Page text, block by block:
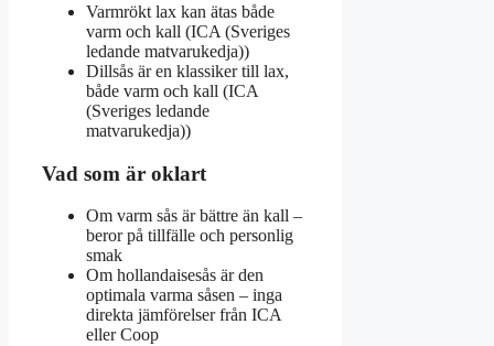
Varmrökt lax kan ätas både
varm och kall (ICA (Sveriges
ledande matvarukedja))
Dillsås är en klassiker till lax,
både varm och kall (ICA
(Sveriges ledande
matvarukedja))
Vad som är oklart
Om varm sås är bättre än kall –
beror på tillfälle och personlig
smak
Om hollandaisesås är den
optimala varma såsen – inga
direkta jämförelser från ICA
eller Coop